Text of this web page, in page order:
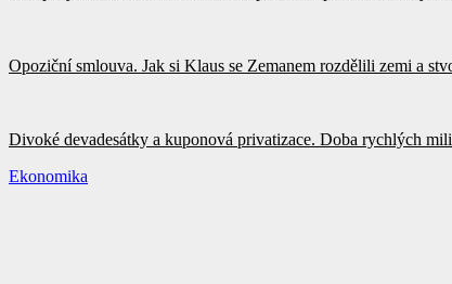
Opoziční smlouva. Jak si Klaus se Zemanem rozdělili zemi a
Divoké devadesátky a kuponová privatizace. Doba rychlých
Ekonomika